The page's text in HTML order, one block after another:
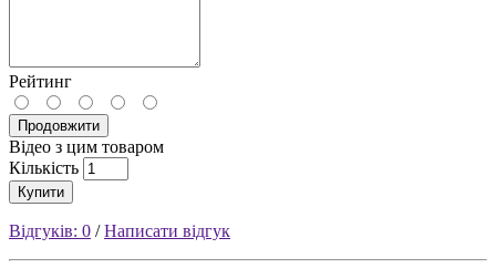
Рейтинг
Продовжити
Відео з цим товаром
Кількість
Купити
Відгуків: 0 /Написати відгук